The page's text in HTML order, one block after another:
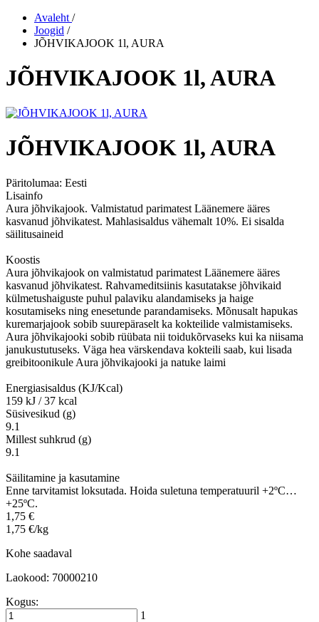
Avaleht /
Joogid /
JÕHVIKAJOOK 1l, AURA
JÕHVIKAJOOK 1l, AURA
JÕHVIKAJOOK 1l, AURA
Päritolumaa: Eesti
Lisainfo
Aura jõhvikajook. Valmistatud parimatest Läänemere ääres
kasvanud jõhvikatest. Mahlasisaldus vähemalt 10%. Ei sisalda
säilitusaineid
Koostis
Aura jõhvikajook on valmistatud parimatest Läänemere ääres
kasvanud jõhvikatest. Rahvameditsiinis kasutatakse jõhvikaid
külmetushaiguste puhul palaviku alandamiseks ja haige
kosutamiseks ning enesetunde parandamiseks. Mõnusalt hapukas
kuremarjajook sobib suurepäraselt ka kokteilide valmistamiseks.
Aura jõhvikajooki sobib rüübata nii toidukõrvaseks kui ka niisama
janukustutuseks. Väga hea värskendava kokteili saab, kui lisada
greibitoonikule Aura jõhvikajooki ja natuke laimi
Energiasisaldus (KJ/Kcal)
159 kJ / 37 kcal
Süsivesikud (g)
9.1
Millest suhkrud (g)
9.1
Säilitamine ja kasutamine
Enne tarvitamist loksutada. Hoida suletuna temperatuuril +2ºC…
+25ºC.
1,75 €
1,75 €/kg
Kohe saadaval
Laokood: 70000210
Kogus:
1